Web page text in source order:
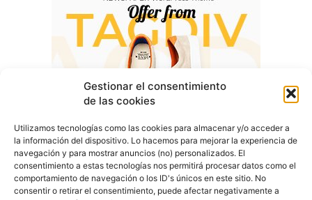
Gestionar el consentimiento
de las cookies
Utilizamos tecnologías como las cookies para almacenar y/o acceder a
la información del dispositivo. Lo hacemos para mejorar la experiencia de
navegación y para mostrar anuncios (no) personalizados. El
consentimiento a estas tecnologías nos permitirá procesar datos como el
comportamiento de navegación o los ID's únicos en este sitio. No
consentir o retirar el consentimiento, puede afectar negativamente a